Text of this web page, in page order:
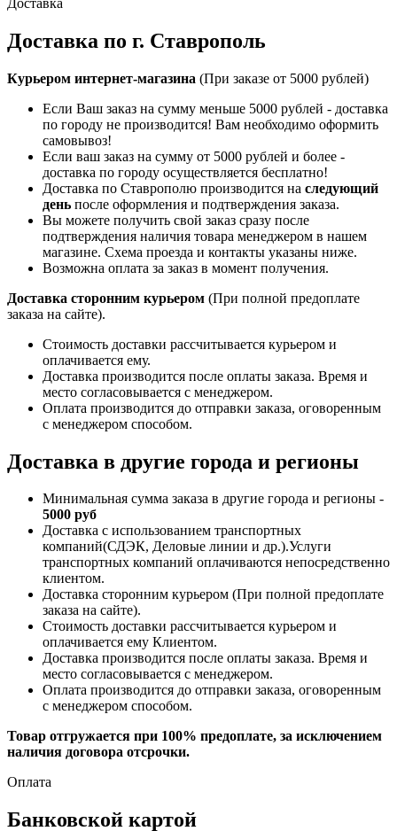
Доставка по г. Ставрополь
Курьером интернет-магазина (При заказе от 5000 рублей)
Если Ваш заказ на сумму меньше 5000 рублей - доставка
по городу не производится! Вам необходимо оформить
самовывоз!
Если ваш заказ на сумму от 5000 рублей и более -
доставка по городу осуществляется бесплатно!
Доставка по Ставрополю производится на следующий
день после оформления и подтверждения заказа.
Вы можете получить свой заказ сразу после
подтверждения наличия товара менеджером в нашем
магазине. Схема проезда и контакты указаны ниже.
Возможна оплата за заказ в момент получения.
Доставка сторонним курьером (При полной предоплате
заказа на сайте).
Стоимость доставки рассчитывается курьером и
оплачивается ему.
Доставка производится после оплаты заказа. Время и
место согласовывается с менеджером.
Оплата производится до отправки заказа, оговоренным
с менеджером способом.
Доставка в другие города и регионы
Минимальная сумма заказа в другие города и регионы -
5000 руб
Доставка с использованием транспортных
компаний(СДЭК, Деловые линии и др.).Услуги
транспортных компаний оплачиваются непосредственно
клиентом.
Доставка сторонним курьером (При полной предоплате
заказа на сайте).
Стоимость доставки рассчитывается курьером и
оплачивается ему Клиентом.
Доставка производится после оплаты заказа. Время и
место согласовывается с менеджером.
Оплата производится до отправки заказа, оговоренным
с менеджером способом.
Товар отгружается при 100% предоплате, за исключением
наличия договора отсрочки.
Оплата
Банковской картой